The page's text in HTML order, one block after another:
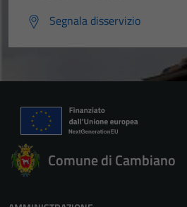
Segnala disservizio
Comune di Cambiano